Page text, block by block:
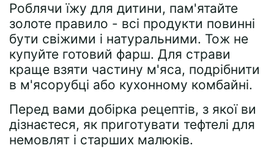
Роблячи їжу для дитини, пам'ятайте
золоте правило - всі продукти повинні
бути свіжими і натуральними. Тож не
купуйте готовий фарш. Для страви
краще взяти частину м'яса, подрібнити
в м'ясорубці або кухонному комбайні.
Перед вами добірка рецептів, з якої ви
дізнаєтеся, як приготувати тефтелі для
немовлят і старших малюків.